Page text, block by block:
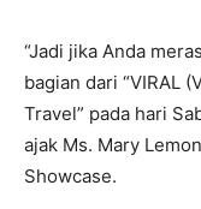
“Jadi jika Anda
bagian dari “VIRAL
Travel” pada hari
ajak Ms. Mary
Showcase.